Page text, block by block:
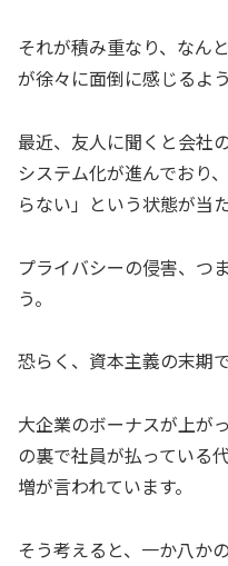
それが積み重なり、なん
が徐々に面倒に感じるよ
最近、友人に聞くと会社
システム化が進んでおり
らない」という状態が当
プライバシーの侵害、つ
う。
恐らく、資本主義の末期で
大企業のボーナスが上が
の裏で社員が払っている
増が言われています。
そう考えると、一か八か